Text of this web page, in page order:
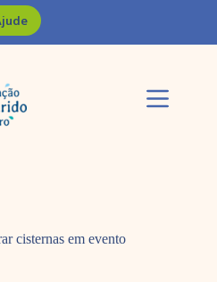
cisternas em evento